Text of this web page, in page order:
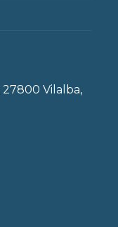
27800 Vilalba,